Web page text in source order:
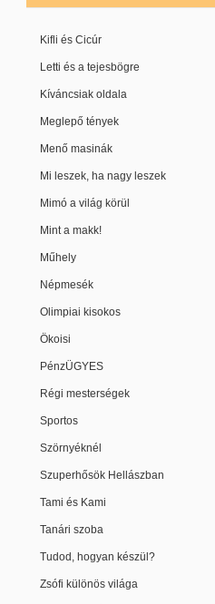
Kifli és Cicúr
Letti és a tejesbögre
Kíváncsiak oldala
Meglepő tények
Menő masinák
Mi leszek, ha nagy leszek
Mimó a világ körül
Mint a makk!
Műhely
Népmesék
Olimpiai kisokos
Ökoisi
PénzÜGYES
Régi mesterségek
Sportos
Szörnyéknél
Szuperhősök Hellászban
Tami és Kami
Tanári szoba
Tudod, hogyan készül?
Zsófi különös világa